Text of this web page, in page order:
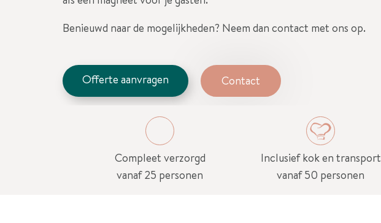
Benieuwd naar de mogelijkheden? Neem dan contact met ons op.
Offerte aanvragen Contact
Compleet verzorgd
vanaf 25 personen
Inclusief kok en transport
vanaf 50 personen